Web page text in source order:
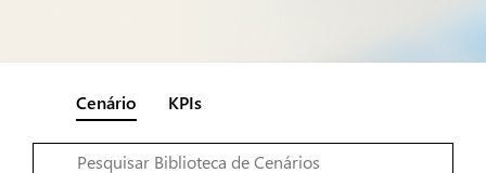
Cenário KPIs